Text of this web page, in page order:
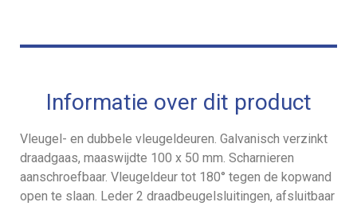
Informatie over dit product
Vleugel- en dubbele vleugeldeuren. Galvanisch verzinkt
draadgaas, maaswijdte 100 x 50 mm. Scharnieren
aanschroefbaar. Vleugeldeur tot 180° tegen de kopwand
open te slaan. Leder 2 draadbeugelsluitingen, afsluitbaar